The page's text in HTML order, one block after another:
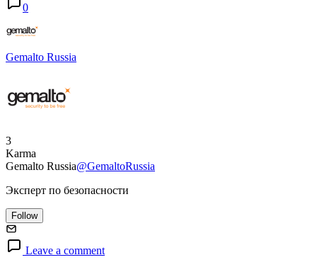
0
Gemalto Russia
3
Karma
Gemalto Russia@GemaltoRussia
Эксперт по безопасности
Follow
Leave a comment